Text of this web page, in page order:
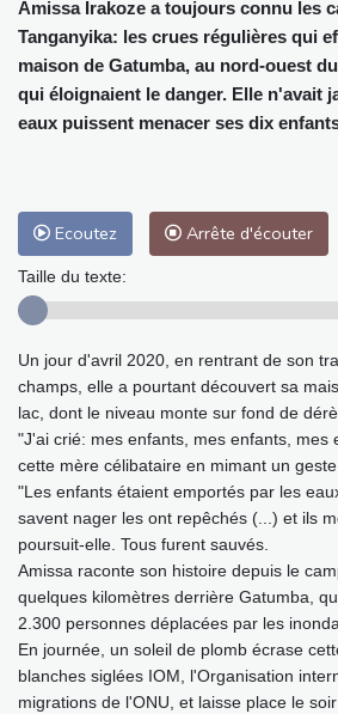
Amissa Irakoze a toujours connu les
Tanganyika: les crues régulières qui
maison de Gatumba, au nord-ouest
qui éloignaient le danger. Elle n'avait
eaux puissent menacer ses dix
Ecoutez Arrête d'écouter
Taille du texte:
Un jour d'avril 2020, en rentrant de son
champs, elle a pourtant découvert sa
lac, dont le niveau monte sur fond de
"J'ai crié: mes enfants, mes enfants, mes
cette mère célibataire en mimant un
"Les enfants étaient emportés par les
savent nager les ont repêchés (...) et ils
poursuit-elle. Tous furent sauvés.
Amissa raconte son histoire depuis le
quelques kilomètres derrière Gatumba,
2.300 personnes déplacées par les
En journée, un soleil de plomb écrase
blanches siglées IOM, l'Organisation
migrations de l'ONU, et laisse place le